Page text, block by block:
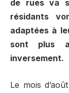
de rues va
résidants
adaptées à
sont plus
inversement.
Le mois